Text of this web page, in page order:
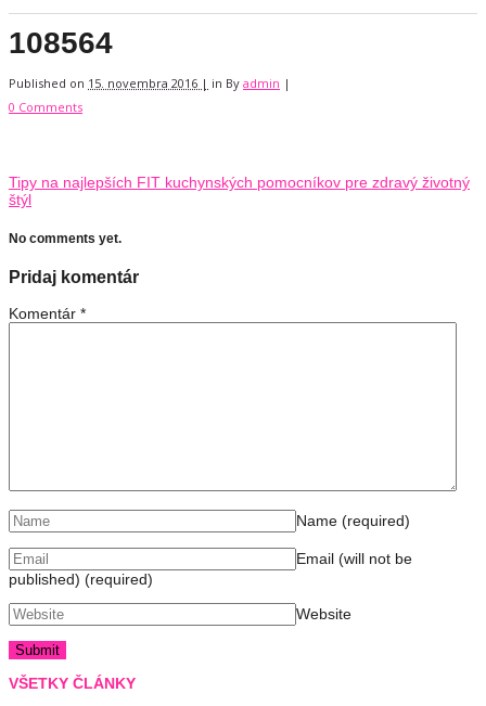
108564
Published on 15. novembra 2016 | in By admin |
0 Comments
Tipy na najlepších FIT kuchynských pomocníkov pre zdravý životný
štýl
No comments yet.
Pridaj komentár
Komentár *
Name (required)
Email (will not be
published) (required)
Website
VŠETKY ČLÁNKY